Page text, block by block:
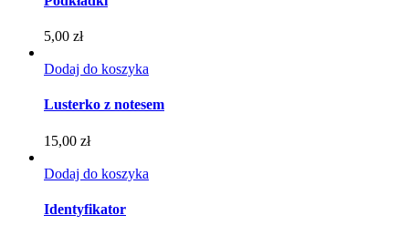
5,00 zł
Dodaj do koszyka
Lusterko z notesem
15,00 zł
Dodaj do koszyka
Identyfikator